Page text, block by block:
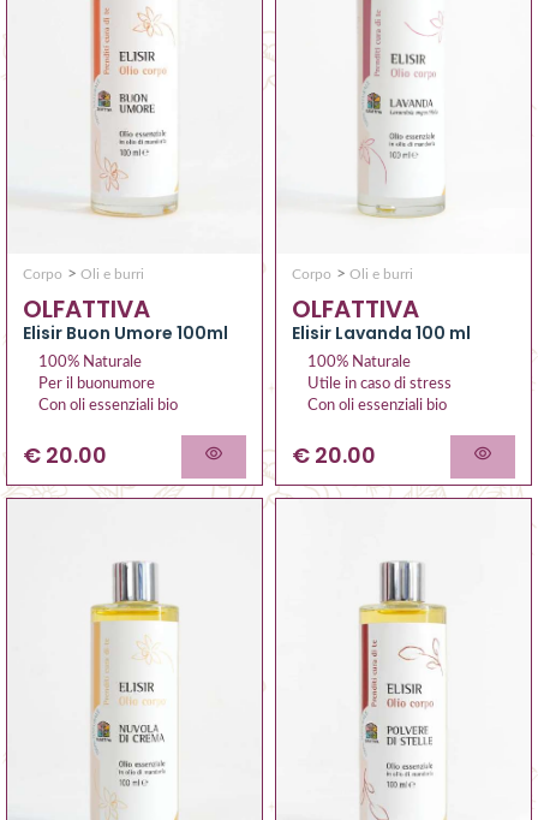
Corpo > Oli e burri
OLFATTIVA
Elisir Buon Umore 100ml
100% Naturale
Per il buonumore
Con oli essenziali bio
€ 20.00
Corpo > Oli e burri
OLFATTIVA
Elisir Lavanda 100 ml
100% Naturale
Utile in caso di stress
Con oli essenziali bio
€ 20.00